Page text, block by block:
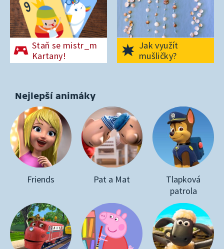
Staň se mistr_m
Kartany!
Jak využít
mušličky?
Nejlepší animáky
Friends Pat a Mat
Tlapková
patrola